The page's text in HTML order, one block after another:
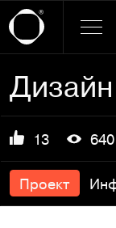
13 640
Проект